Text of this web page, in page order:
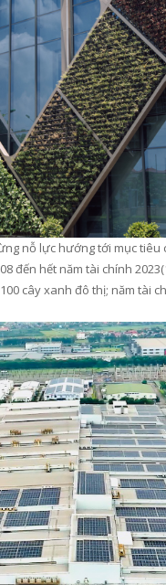
nỗ lực hướng tới mục tiêu
đến hết năm tài chính 2023
cây xanh đô thị; năm tài